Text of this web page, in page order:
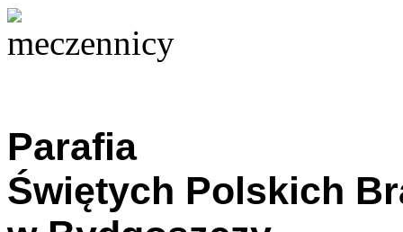
Parafia
Świętych Polskich